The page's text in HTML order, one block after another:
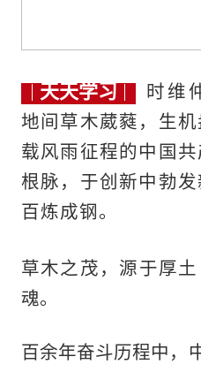
天天学习
时维
地间草木葳蕤，生
载风雨征程的中国
根脉，于创新中勃
百炼成钢。
草木之茂，源于厚
魂。
百余年奋斗历程中，